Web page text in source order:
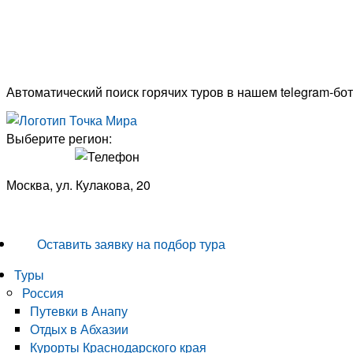
Автоматический поиск горячих туров в нашем telegram-
Выберите регион:
Москва, ул. Кулакова, 20
Оставить заявку на подбор тура
Туры
Россия
Путевки в Анапу
Отдых в Абхазии
Курорты Краснодарского края